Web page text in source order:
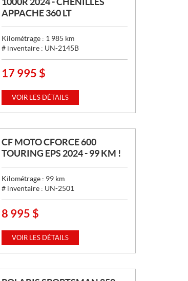
APPACHE 360 LT
Kilométrage : 1 985 km
# inventaire : UN-2145B
P
X
:
17 995 $
VOIR LES DÉTAILS
CF MOTO CFORCE 600
TOURING EPS 2024 - 99 KM !
Kilométrage : 99 km
# inventaire : UN-2501
P
X
:
8 995 $
VOIR LES DÉTAILS